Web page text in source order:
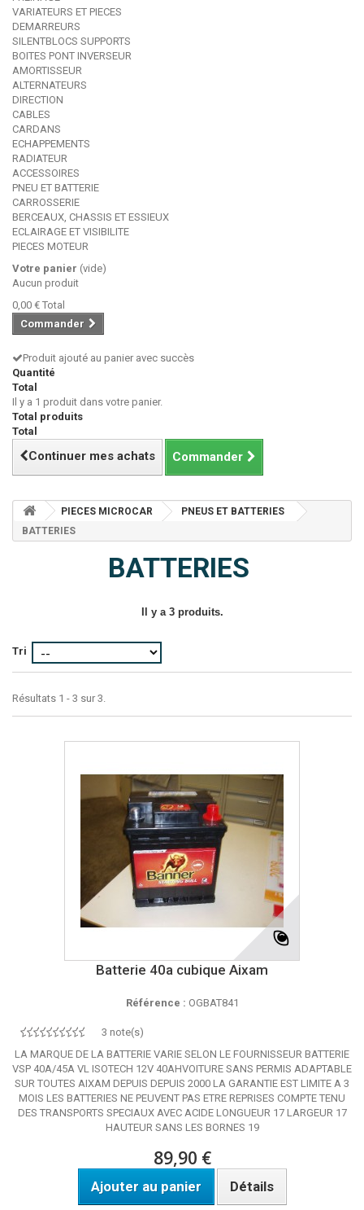
VARIATEURS ET PIECES
DEMARREURS
SILENTBLOCS SUPPORTS
BOITES PONT INVERSEUR
AMORTISSEUR
ALTERNATEURS
DIRECTION
CABLES
CARDANS
ECHAPPEMENTS
RADIATEUR
ACCESSOIRES
PNEU ET BATTERIE
CARROSSERIE
BERCEAUX, CHASSIS ET ESSIEUX
ECLAIRAGE ET VISIBILITE
PIECES MOTEUR
Votre panier (vide)
Aucun produit
0,00 € Total
Commander
Produit ajouté au panier avec succès
Quantité
Total
Il y a 1 produit dans votre panier.
Total produits
Total
Continuer mes achats Commander
PIECES MICROCAR
PNEUS ET BATTERIES
BATTERIES
BATTERIES
Il y a 3 produits.
Tri
Résultats 1 - 3 sur 3.
Batterie 40a cubique Aixam
Référence : OGBAT841
3 note(s)
LA MARQUE DE LA BATTERIE VARIE SELON LE FOURNISSEUR BATTERIE
VSP 40A/45A VL ISOTECH 12V 40AHVOITURE SANS PERMIS ADAPTABLE
SUR TOUTES AIXAM DEPUIS DEPUIS 2000 LA GARANTIE EST LIMITE A 3
MOIS LES BATTERIES NE PEUVENT PAS ETRE REPRISES COMPTE TENU
DES TRANSPORTS SPECIAUX AVEC ACIDE LONGUEUR 17 LARGEUR 17
HAUTEUR SANS LES BORNES 19
89,90 €
Ajouter au panier Détails